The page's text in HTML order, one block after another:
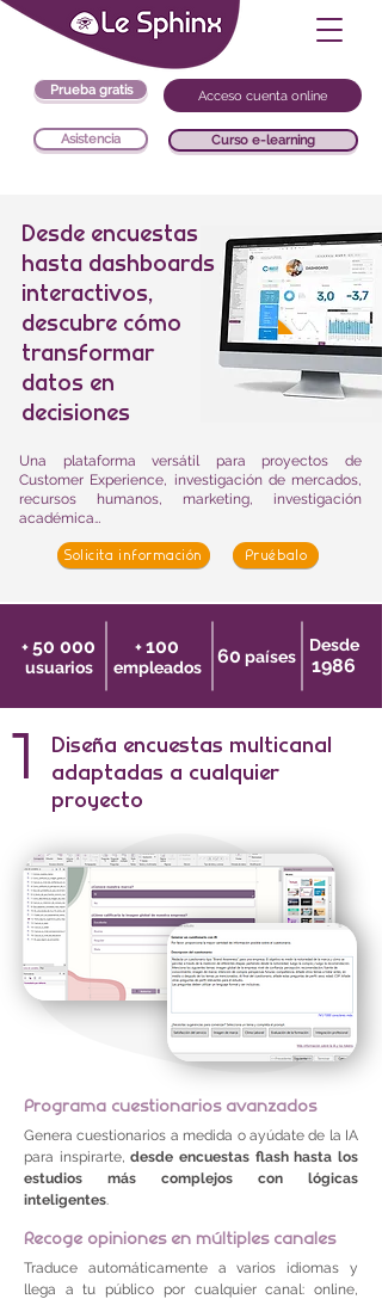
Prueba gratis
Asistencia
Acceso cuenta online
Curso e-learning
Desde encuestas
hasta dashboards
interactivos,
descubre cómo
transformar
datos en
decisiones
Una plataforma versátil para proyectos de
Customer Experience, investigación de mercados,
recursos humanos, marketing, investigación
académica…
Solicita información Pruébalo
+50 000
usuarios 60 países
+100
empleados
Desde
1986
1
Diseña encuestas multicanal
adaptadas a cualquier
proyecto
Programa cuestionarios avanzados
Genera cuestionarios a medida o ayúdate de la IA
para inspirarte,desde encuestas flash hasta los
estudios más complejos con lógicas
inteligentes.
Recoge opiniones en múltiples canales
Traduce automáticamente a varios idiomas y
llega a tu público por cualquier canal: online,